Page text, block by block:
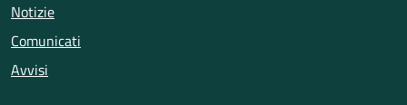
Notizie
Comunicati
Avvisi